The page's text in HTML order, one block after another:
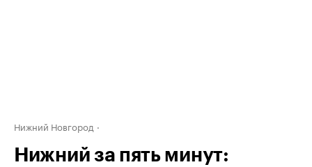
Нижний Новгород
Нижний за пять минут: